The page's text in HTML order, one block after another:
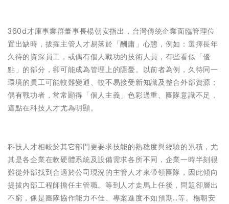
360d才庫事業群董事長楊朝安指出，台灣傳統企業面臨管理位
置出缺時，拔擢主管人才易落於「酬庸」心態，例如：選擇長年
久待的資深員工，或偶有個人戰功的技術人員，有些看似「優
點」的部分，卻可能成為管理上的隱憂。以前者為例，久待同一
環境的員工可能較難變通、較不易接受新知識及整合外部資源；
偶有戰功者，常常顯得「個人主義」色彩過重、團隊意識不足，
這點在科技人才尤為明顯。
科技人才相較於其它部門更要求技能的熟稔度與經驗的累積，尤
其是各企業在軟硬體系統及設備需求各所不同，企業一時半刻很
難從外部找到合適於公司現況的主管人才來帶領團隊，因此傾向
提拔內部工程師擔任主管職。等到人才走馬上任後，問題卻層出
不窮，像是團隊協作能力不佳、專案進度不如預期…等。楊朝安